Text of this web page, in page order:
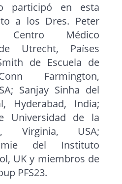
participó en esta
a los Dres. Peter
Médico
Utrecht, Países
de Escuela de
Farmington,
Sanjay Sinha del
Hyderabad, India;
Universidad de la
Virginia, USA;
del Instituto
UK y miembros de
PFS23.